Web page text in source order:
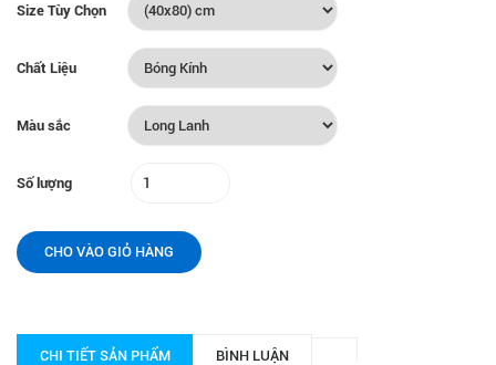
Size Tùy Chọn
Chất Liệu
Màu sắc
Số lượng
CHO VÀO GIỎ HÀNG
CHI TIẾT SẢN PHẨM BÌNH LUẬN